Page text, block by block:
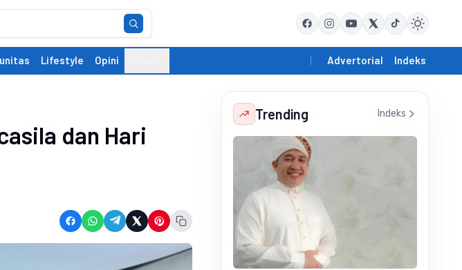
Lifestyle Opini Advertorial Indeks
dan Hari
Trending Indeks